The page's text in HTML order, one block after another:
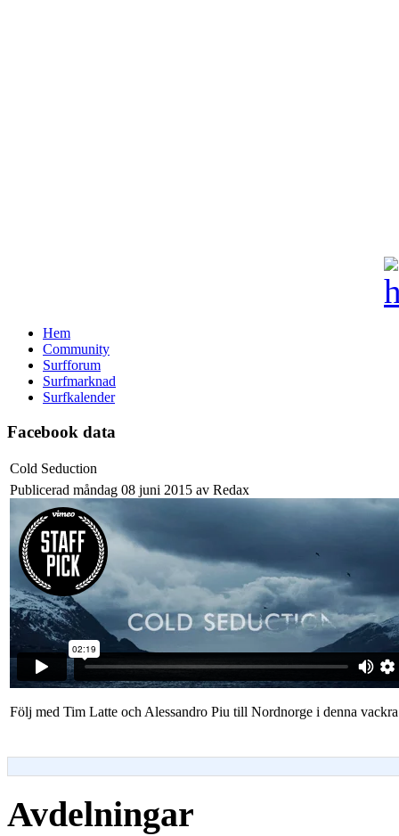
Hem
Community
Surfforum
Surfmarknad
Surfkalender
Facebook data
Cold Seduction
Publicerad måndag 08 juni 2015 av Redax
Följ med Tim Latte och Alessandro Piu till Nordnorge i denna
Avdelningar